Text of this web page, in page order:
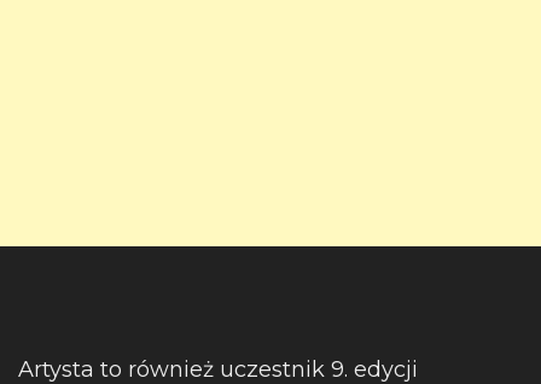
Artysta to również uczestnik 9. edycji